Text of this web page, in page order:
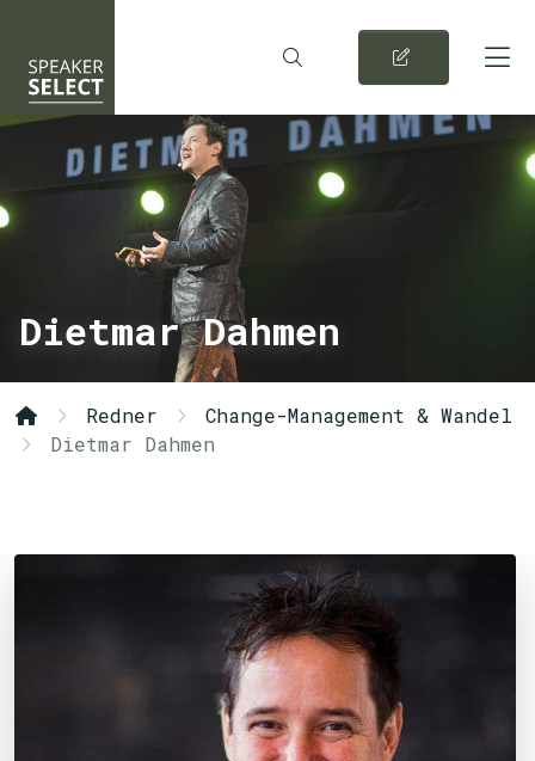
Dietmar Dahmen
Redner
Change-Management & Wandel
Dietmar Dahmen